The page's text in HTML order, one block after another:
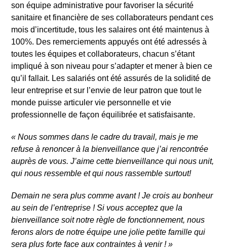
son équipe administrative pour favoriser la sécurité
sanitaire et financière de ses collaborateurs pendant ces
mois d’incertitude, tous les salaires ont été maintenus à
100%. Des remerciements appuyés ont été adressés à
toutes les équipes et collaborateurs, chacun s’étant
impliqué à son niveau pour s’adapter et mener à bien ce
qu’il fallait. Les salariés ont été assurés de la solidité de
leur entreprise et sur l’envie de leur patron que tout le
monde puisse articuler vie personnelle et vie
professionnelle de façon équilibrée et satisfaisante.
« Nous sommes dans le cadre du travail, mais je me
refuse à renoncer à la bienveillance que j’ai rencontrée
auprès de vous. J’aime cette bienveillance qui nous unit,
qui nous ressemble et qui nous rassemble surtout!
Demain ne sera plus comme avant ! Je crois au bonheur
au sein de l’entreprise ! Si vous acceptez que la
bienveillance soit notre règle de fonctionnement, nous
ferons alors de notre équipe une jolie petite famille qui
sera plus forte face aux contraintes à venir ! »